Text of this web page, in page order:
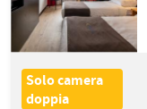
Solo camera
doppia